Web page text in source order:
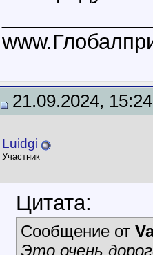
21.09.2024, 15:24
Luidgi
Участник
Цитата:
Сообщение от
Это очень